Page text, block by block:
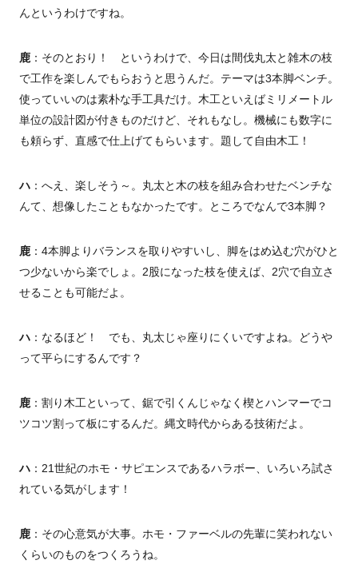
んというわけですね。
鹿：そのとおり！ というわけで、今日は間伐丸太と雑木の枝
で工作を楽しんでもらおうと思うんだ。テーマは3本脚ベンチ。
使っていいのは素朴な手工具だけ。木工といえばミリメートル
単位の設計図が付きものだけど、それもなし。機械にも数字に
も頼らず、直感で仕上げてもらいます。題して自由木工！
ハ ：へえ、楽しそう～。丸太と木の枝を組み合わせたベンチな
んて、想像したこともなかったです。ところでなんで3本脚？
鹿：4本脚よりバランスを取りやすいし、脚をはめ込む穴がひと
つ少ないから楽でしょ。2股になった枝を使えば、2穴で自立さ
せることも可能だよ。
ハ ：なるほど！ でも、丸太じゃ座りにくいですよね。どうや
って平らにするんです？
鹿：割り木工といって、鋸で引くんじゃなく楔とハンマーでコ
ツコツ割って板にするんだ。縄文時代からある技術だよ。
ハ ：21世紀のホモ・サピエンスであるハラボー、いろいろ試さ
れている気がします！
鹿：その心意気が大事。ホモ・ファーベルの先輩に笑われない
くらいのものをつくろうね。